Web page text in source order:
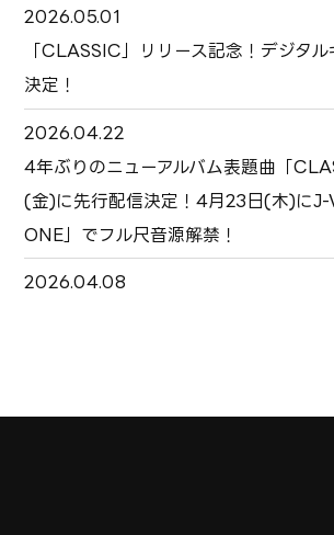
「CLASSIC」リリース記念！デジタ
決定！
2026.05.01
4年ぶりのニューアルバム表題曲「
(金)に先行配信決定！4月23日(木)にJ-
ONE」でフル尺音源解禁！
2026.04.22
2026.04.08